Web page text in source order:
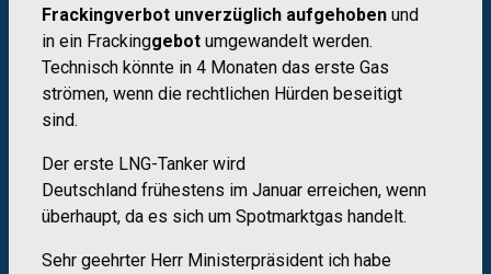
Frackingverbot unverzüglich aufgehoben und
in ein Frackinggebot umgewandelt werden.
Technisch könnte in 4 Monaten das erste Gas
strömen, wenn die rechtlichen Hürden beseitigt
sind.
Der erste LNG-Tanker wird
Deutschland frühestens im Januar erreichen, wenn
überhaupt, da es sich um Spotmarktgas handelt.
Sehr geehrter Herr Ministerpräsident ich habe